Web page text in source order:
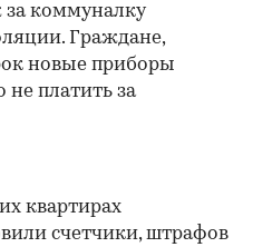
за коммуналку
Граждане,
новые приборы
не платить за
квартирах
счетчики, штрафов